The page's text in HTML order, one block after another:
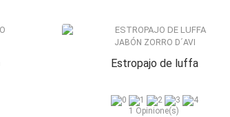
Mario Somosierra Justo
Siempre utilizamos vuestros jabones,
cremas, mineral de alumbre y arcillas. Os
JABÓN ZORRO D´AVI
Estropajo de luffa
1 Opinione(s)